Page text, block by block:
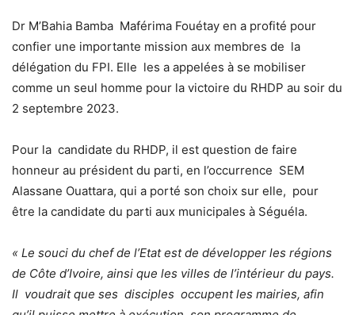
Dr M’Bahia Bamba Maférima Fouétay en a profité pour
confier une importante mission aux membres de la
délégation du FPI. Elle les a appelées à se mobiliser
comme un seul homme pour la victoire du RHDP au soir du
2 septembre 2023.
Pour la candidate du RHDP, il est question de faire
honneur au président du parti, en l’occurrence SEM
Alassane Ouattara, qui a porté son choix sur elle, pour
être la candidate du parti aux municipales à Séguéla.
« Le souci du chef de l’Etat est de développer les régions
de Côte d’Ivoire, ainsi que les villes de l’intérieur du pays.
Il voudrait que ses disciples occupent les mairies, afin